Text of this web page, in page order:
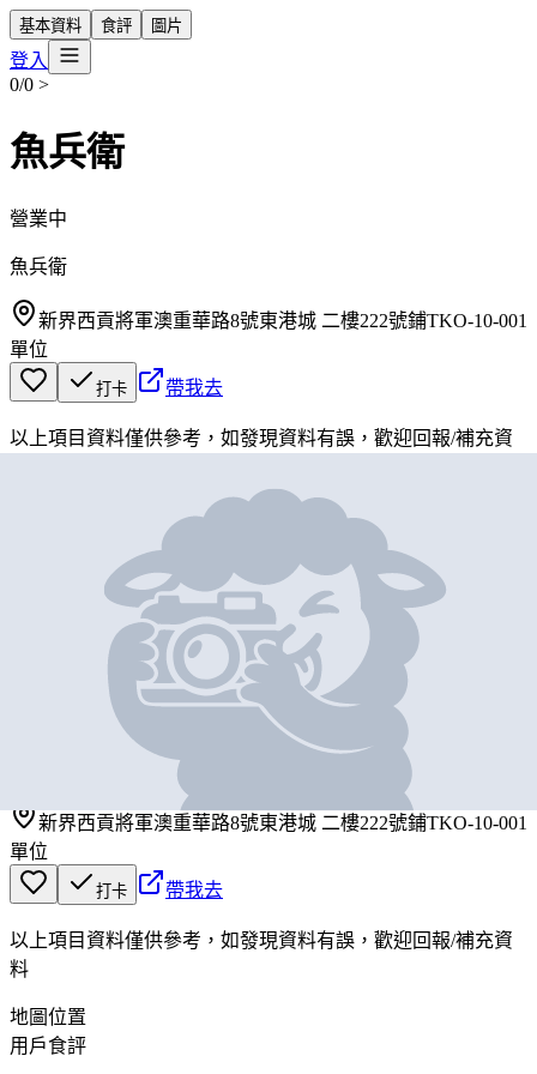
基本資料 食評 圖片
登入
0/0 >
魚兵衛
營業中
魚兵衛
新界西貢將軍澳重華路8號東港城 二樓222號鋪TKO-10-001
單位
打卡 帶我去
以上項目資料僅供參考，如發現資料有誤，歡迎回報/補充資
魚兵衛
新界西貢將軍澳重華路8號東港城 二樓222號鋪TKO-10-001
單位
打卡 帶我去
以上項目資料僅供參考，如發現資料有誤，歡迎回報/補充資
料
地圖位置
用戶食評